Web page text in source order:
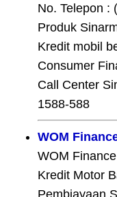
No. Telepon :
Produk
Kredit mobil
Consumer
Call Center
1588-588
WOM
WOM
Kredit Motor
Pembiayaan